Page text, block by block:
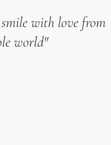
with love from
world"